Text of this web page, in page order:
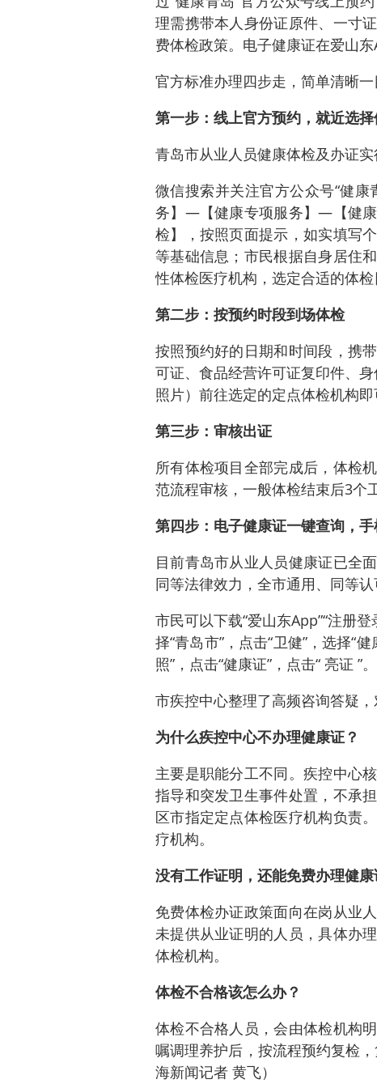
理需携带本人身份证原件、一寸
费体检政策。电子健康证在爱山东
官方标准办理四步走，简单清晰一
第一步：线上官方预约，就近选
青岛市从业人员健康体检及办证
微信搜索并关注官方公众号“健
务】—【健康专项服务】—【健
检】，按照页面提示，如实填写
等基础信息；市民根据自身居住
性体检医疗机构，选定合适的体
第二步：按预约时段到场体检
按照预约好的日期和时间段，携
可证、食品经营许可证复印件、
照片）前往选定的定点体检机构即
第三步：审核出证
所有体检项目全部完成后，体检
范流程审核，一般体检结束后3个
第四步：电子健康证一键查询，
目前青岛市从业人员健康证已全
同等法律效力，全市通用、同等认
市民可以下载“爱山东App”“注册
择“青岛市”，点击“卫健”，选择“
照”，点击“健康证”，点击“ 亮证 ”
市疾控中心整理了高频咨询答疑，
为什么疾控中心不办理健康证？
主要是职能分工不同。疾控中心
指导和突发卫生事件处置，不承
区市指定定点体检医疗机构负责
疗机构。
没有工作证明，还能免费办理健康
免费体检办证政策面向在岗从业
未提供从业证明的人员，具体办
体检机构。
体检不合格该怎么办？
体检不合格人员，会由体检机构
嘱调理养护后，按流程预约复检
海新闻记者 黄飞）